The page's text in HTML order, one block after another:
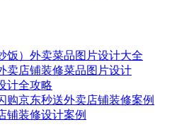
饭）外卖菜品图片设计大全
卖店铺装修菜品图片设计
计全攻略
购京东秒送外卖店铺装修案例
铺装修设计案例